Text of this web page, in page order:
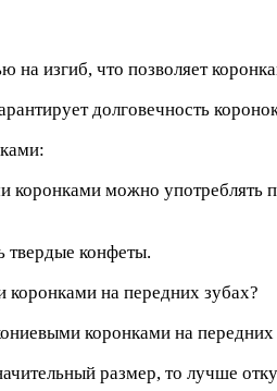
на изгиб, что позволяет
долговечность
коронками можно
твердые конфеты.
на передних зубах?
коронками на передних
размер, то лучше